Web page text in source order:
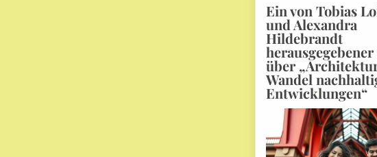
Ein von Tobias
und Alexandra
Hildebrandt
herausgegebener
über
Wandel
Entwicklungen“